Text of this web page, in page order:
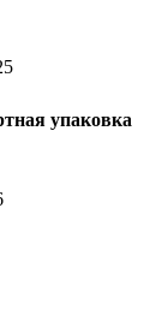
упаковка